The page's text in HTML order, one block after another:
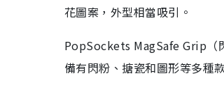
花圖案，外型相當吸引。
PopSockets MagSafe Grip（
備有閃粉、搪瓷和圖形等多種